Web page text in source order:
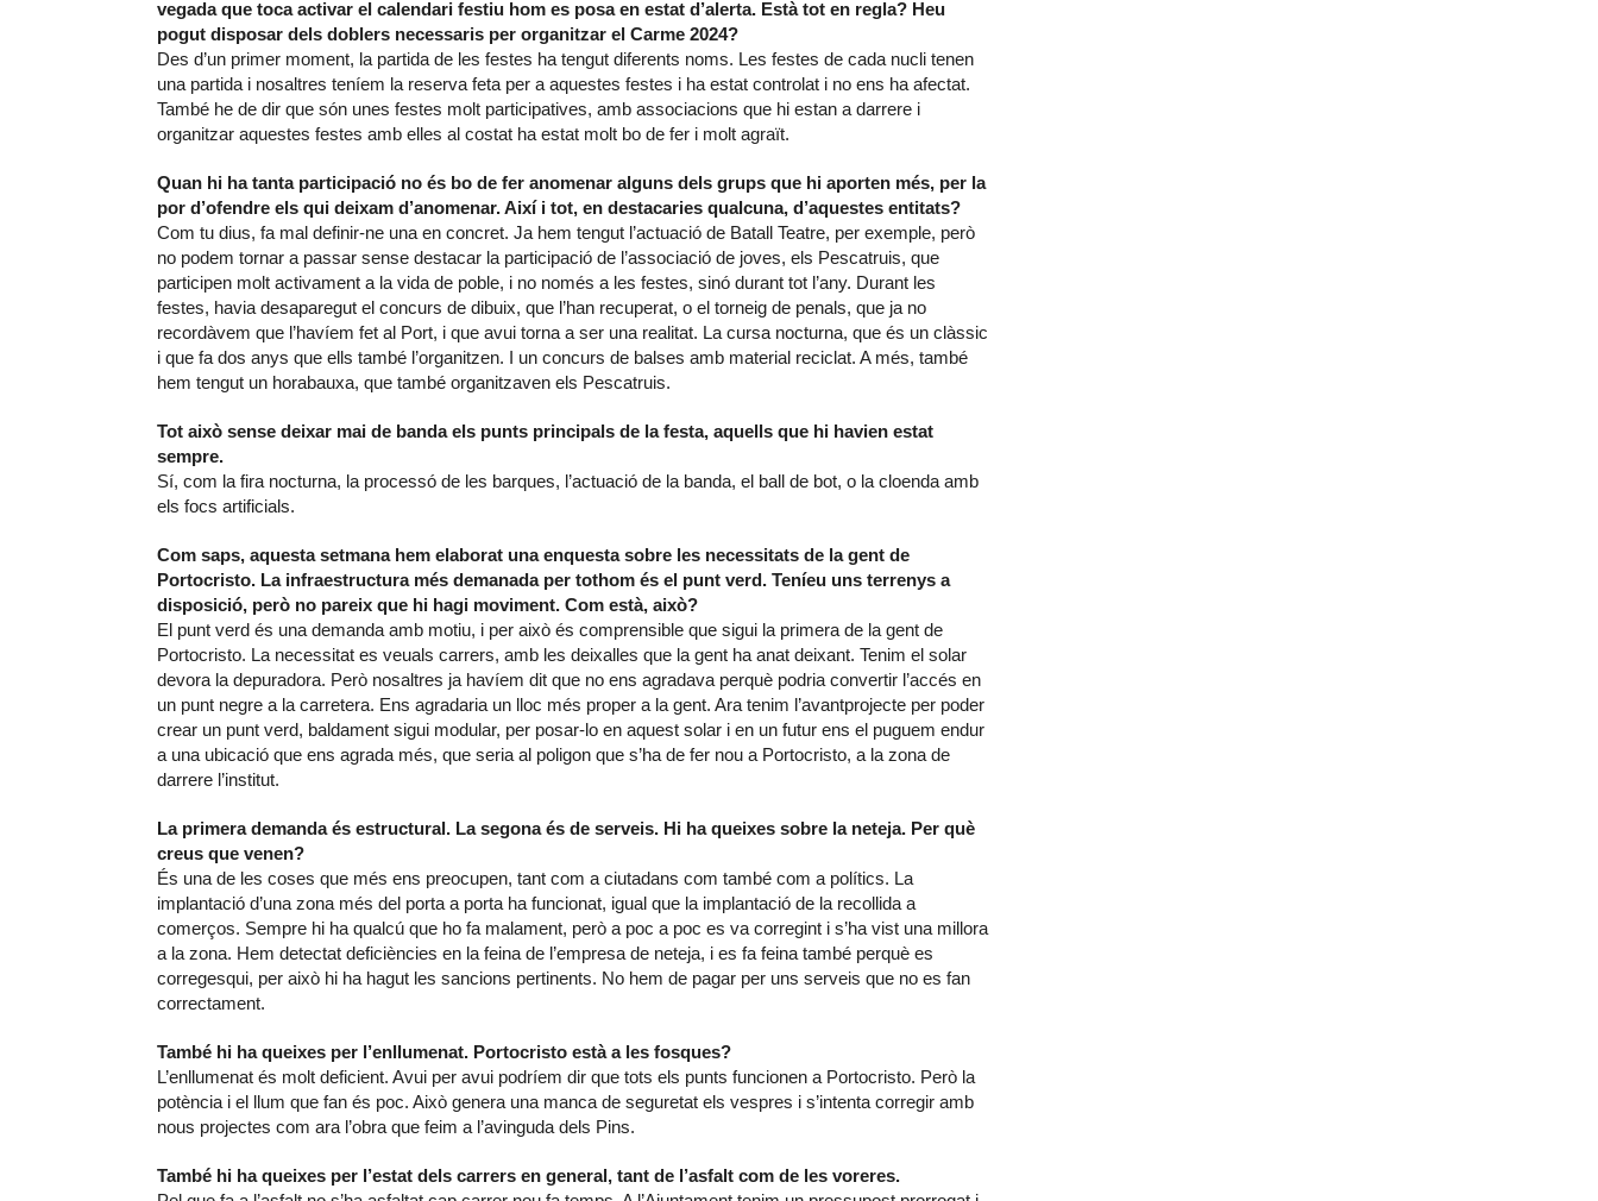
vegada que toca activar el calendari festiu hom es posa en estat d’alerta. Està tot en regla? Heu
pogut disposar dels doblers necessaris per organitzar el Carme 2024?
Des d’un primer moment, la partida de les festes ha tengut diferents noms. Les festes de cada nucli tenen
una partida i nosaltres teníem la reserva feta per a aquestes festes i ha estat controlat i no ens ha afectat.
També he de dir que són unes festes molt participatives, amb associacions que hi estan a darrere i
organitzar aquestes festes amb elles al costat ha estat molt bo de fer i molt agraït.
Quan hi ha tanta participació no és bo de fer anomenar alguns dels grups que hi aporten més, per la
por d’ofendre els qui deixam d’anomenar. Així i tot, en destacaries qualcuna, d’aquestes entitats?
Com tu dius, fa mal definir-ne una en concret. Ja hem tengut l’actuació de Batall Teatre, per exemple, però
no podem tornar a passar sense destacar la participació de l’associació de joves, els Pescatruis, que
participen molt activament a la vida de poble, i no només a les festes, sinó durant tot l’any. Durant les
festes, havia desaparegut el concurs de dibuix, que l’han recuperat, o el torneig de penals, que ja no
recordàvem que l’havíem fet al Port, i que avui torna a ser una realitat. La cursa nocturna, que és un clàssic
i que fa dos anys que ells també l’organitzen. I un concurs de balses amb material reciclat. A més, també
hem tengut un horabauxa, que també organitzaven els Pescatruis.
Tot això sense deixar mai de banda els punts principals de la festa, aquells que hi havien estat
sempre.
Sí, com la fira nocturna, la processó de les barques, l’actuació de la banda, el ball de bot, o la cloenda amb
els focs artificials.
Com saps, aquesta setmana hem elaborat una enquesta sobre les necessitats de la gent de
Portocristo. La infraestructura més demanada per tothom és el punt verd. Teníeu uns terrenys a
disposició, però no pareix que hi hagi moviment. Com està, això?
El punt verd és una demanda amb motiu, i per això és comprensible que sigui la primera de la gent de
Portocristo. La necessitat es veuals carrers, amb les deixalles que la gent ha anat deixant. Tenim el solar
devora la depuradora. Però nosaltres ja havíem dit que no ens agradava perquè podria convertir l’accés en
un punt negre a la carretera. Ens agradaria un lloc més proper a la gent. Ara tenim l’avantprojecte per poder
crear un punt verd, baldament sigui modular, per posar-lo en aquest solar i en un futur ens el puguem endur
a una ubicació que ens agrada més, que seria al poligon que s’ha de fer nou a Portocristo, a la zona de
darrere l’institut.
La primera demanda és estructural. La segona és de serveis. Hi ha queixes sobre la neteja. Per què
creus que venen?
És una de les coses que més ens preocupen, tant com a ciutadans com també com a polítics. La
implantació d’una zona més del porta a porta ha funcionat, igual que la implantació de la recollida a
comerços. Sempre hi ha qualcú que ho fa malament, però a poc a poc es va corregint i s’ha vist una millora
a la zona. Hem detectat deficiències en la feina de l’empresa de neteja, i es fa feina també perquè es
corregesqui, per això hi ha hagut les sancions pertinents. No hem de pagar per uns serveis que no es fan
correctament.
També hi ha queixes per l’enllumenat. Portocristo està a les fosques?
L’enllumenat és molt deficient. Avui per avui podríem dir que tots els punts funcionen a Portocristo. Però la
potència i el llum que fan és poc. Això genera una manca de seguretat els vespres i s’intenta corregir amb
nous projectes com ara l’obra que feim a l’avinguda dels Pins.
També hi ha queixes per l’estat dels carrers en general, tant de l’asfalt com de les voreres.